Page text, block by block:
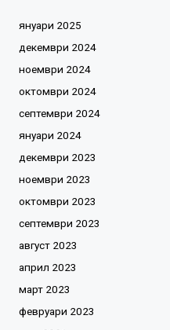
януари 2025
декември 2024
ноември 2024
октомври 2024
септември 2024
януари 2024
декември 2023
ноември 2023
октомври 2023
септември 2023
август 2023
април 2023
март 2023
февруари 2023